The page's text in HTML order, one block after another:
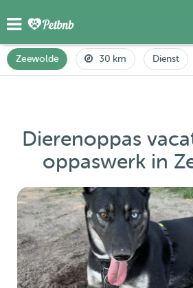
Zeewolde 30 km Dienst
Dierenoppas
oppaswerk in